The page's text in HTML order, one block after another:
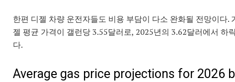
한편 디젤 차량 운전자들도 비용 부담이 다소 완화될 전망이다.
젤 평균 가격이 갤런당 3.55달러로, 2025년의 3.62달러에서 하
다.
Average gas price projections for 2026